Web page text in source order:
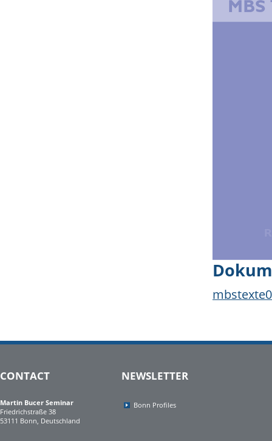
CONTACT
Martin Bucer Seminar
Friedrichstraße 38
53111 Bonn, Deutschland
NEWSLETTER
Bonn Profiles